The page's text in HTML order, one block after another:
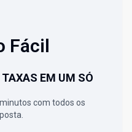
Fácil
EM UM SÓ
com todos os